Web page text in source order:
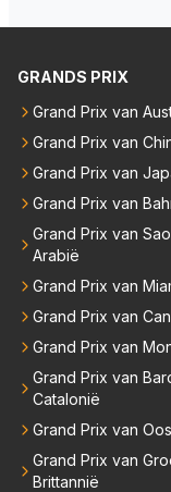
em meer plezier
mogelijkheden.
ebouwd worden
uden dan dat hij op
zijn talenten en
eft daar enorm
GRANDS PRIX
Grand Prix van
Grand Prix van
Grand Prix van
Grand Prix van
Grand Prix van
Arabië
Grand Prix van
Grand Prix van
Grand Prix van
Grand Prix van
Catalonië
Grand Prix van
Grand Prix van
Brittannië